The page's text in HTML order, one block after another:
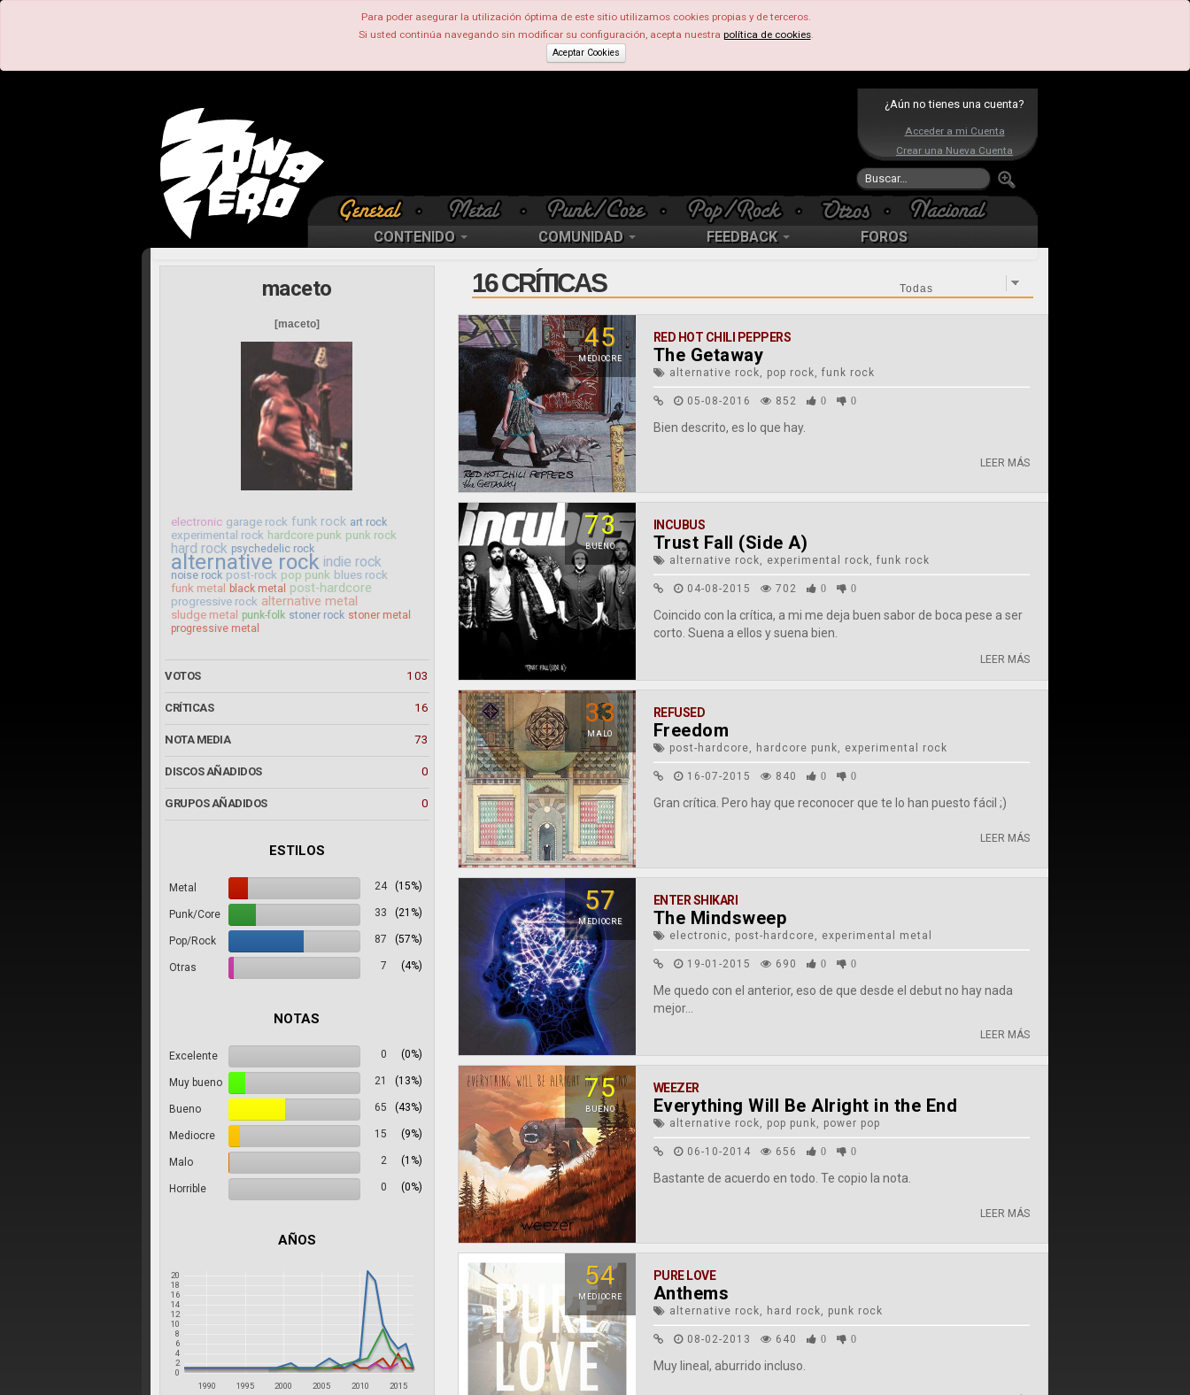
Para poder asegurar la utilización óptima de este sitio utilizamos cookies propias y de terceros.
Si usted continúa navegando sin modificar su configuración, acepta nuestra política de cookies.
Aceptar Cookies
¿Aún no tienes una cuenta?
Acceder a mi Cuenta
Crear una Nueva Cuenta
CONTENIDO COMUNIDAD FEEDBACK FOROS
maceto
[maceto]
electronic garage rock funk rock art rock
experimental rock hardcore punk punk rock
hard rock psychedelic rock
alternative rock indie rock
noise rock post-rock pop punk blues rock
funk metal black metal post-hardcore
progressive rock alternative metal
sludge metal punk-folk stoner rock stoner metal
progressive metal
VOTOS 103
CRÍTICAS 16
NOTA MEDIA 73
DISCOS AÑADIDOS 0
GRUPOS AÑADIDOS 0
ESTILOS
Metal 24 (15%)
Punk/Core 33 (21%)
Pop/Rock 87 (57%)
Otras 7 (4%)
NOTAS
Excelente 0 (0%)
Muy bueno 21 (13%)
Bueno 65 (43%)
Mediocre 15 (9%)
Malo 2 (1%)
Horrible 0 (0%)
AÑOS
1990 1995 2000 2005 2010 2015
0
2
4
6
8
10
12
14
16
18
20
16 CRÍTICAS
45
MEDIOCRE
RED HOT CHILI PEPPERS
The Getaway
alternative rock, pop rock, funk rock
05-08-2016 852 0 0
Bien descrito, es lo que hay.
LEER MÁS
73
BUENO
INCUBUS
Trust Fall (Side A)
alternative rock, experimental rock, funk rock
04-08-2015 702 0 0
Coincido con la crítica, a mi me deja buen sabor de boca pese a ser
corto. Suena a ellos y suena bien.
LEER MÁS
33
MALO
REFUSED
Freedom
post-hardcore, hardcore punk, experimental rock
16-07-2015 840 0 0
Gran crítica. Pero hay que reconocer que te lo han puesto fácil ;)
LEER MÁS
57
MEDIOCRE
ENTER SHIKARI
The Mindsweep
electronic, post-hardcore, experimental metal
19-01-2015 690 0 0
Me quedo con el anterior, eso de que desde el debut no hay nada
mejor...
LEER MÁS
75
BUENO
WEEZER
Everything Will Be Alright in the End
alternative rock, pop punk, power pop
06-10-2014 656 0 0
Bastante de acuerdo en todo. Te copio la nota.
LEER MÁS
54
MEDIOCRE
PURE LOVE
Anthems
alternative rock, hard rock, punk rock
08-02-2013 640 0 0
Muy lineal, aburrido incluso.